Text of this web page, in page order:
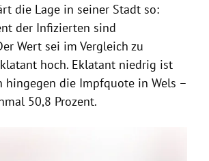
die Lage in seiner Stadt so:
der Infizierten sind
Wert sei im Vergleich zu
hoch. Eklatant niedrig ist
hingegen die Impfquote in Wels –
50,8 Prozent.